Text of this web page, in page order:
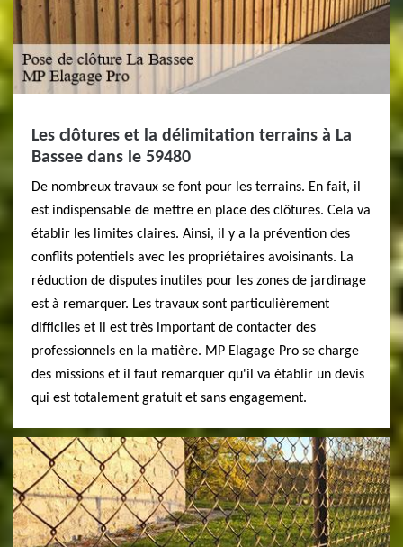
Les clôtures et la délimitation terrains à La
Bassee dans le 59480
De nombreux travaux se font pour les terrains. En fait, il
est indispensable de mettre en place des clôtures. Cela va
établir les limites claires. Ainsi, il y a la prévention des
conflits potentiels avec les propriétaires avoisinants. La
réduction de disputes inutiles pour les zones de jardinage
est à remarquer. Les travaux sont particulièrement
difficiles et il est très important de contacter des
professionnels en la matière. MP Elagage Pro se charge
des missions et il faut remarquer qu'il va établir un devis
qui est totalement gratuit et sans engagement.